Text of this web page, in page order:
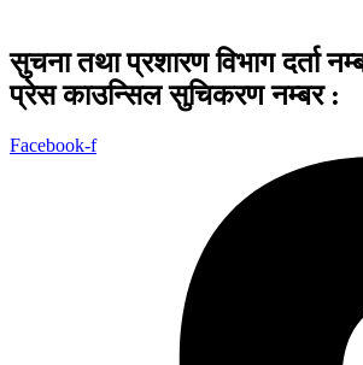
सुचना तथा प्रशारण विभाग दर्ता
प्रेस काउन्सिल सुचिकरण नम्बर :
Facebook-f